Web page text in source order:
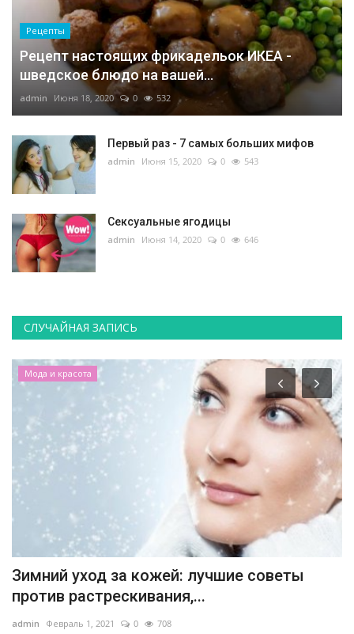
Рецепты
Рецепт настоящих фрикадельок ИКЕА -
шведское блюдо на вашей...
admin Июня 18, 2020 0 532
Первый раз - 7 самых больших мифов
admin Июня 15, 2020 0 543
Сексуальные ягодицы
admin Июня 14, 2020 0 646
СЛУЧАЙНАЯ ЗАПИСЬ
Мода и красота
Зимний уход за кожей: лучшие советы
против растрескивания,...
admin Февраль 1, 2021 0 708